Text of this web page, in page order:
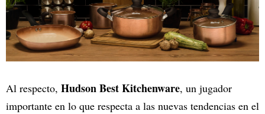
Al respecto, Hudson Best Kitchenware, un jugador
importante en lo que respecta a las nuevas tendencias en el